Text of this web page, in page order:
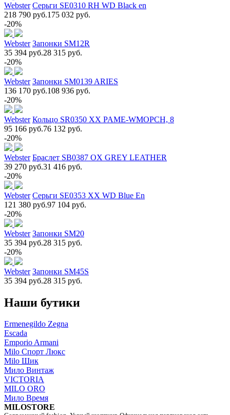
Webster Серьги SE0310 RH WD Black en
218 790 руб.175 032 руб.
-20%
Webster Запонки SM12R
35 394 руб.28 315 руб.
-20%
Webster Запонки SM0139 ARIES
136 170 руб.108 936 руб.
-20%
Webster Кольцо SR0350 XX PAME-WMOPCH, 8
95 166 руб.76 132 руб.
-20%
Webster Браслет SB0387 OX GREY LEATHER
39 270 руб.31 416 руб.
-20%
Webster Серьги SE0353 XX WD Blue En
121 380 руб.97 104 руб.
-20%
Webster Запонки SM20
35 394 руб.28 315 руб.
-20%
Webster Запонки SM45S
35 394 руб.28 315 руб.
Наши бутики
Ermenegildo Zegna
Escada
Emporio Armani
Milo Спорт Люкс
Milo Шик
Мило Винтаж
VICTORIA
MILO ORO
Мило Время
MILOSTORE